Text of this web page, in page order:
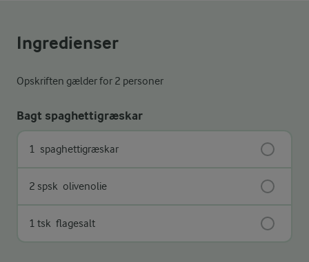
Ingredienser
Opskriften gælder for 2 personer
Bagt spaghettigræskar
1 spaghettigræskar
2 spsk olivenolie
1 tsk flagesalt